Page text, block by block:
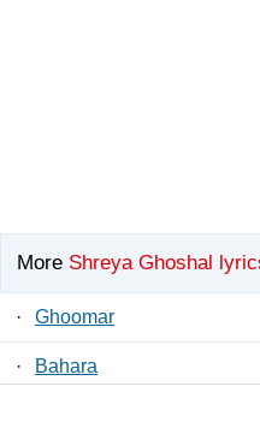
More Shreya Ghoshal
· Ghoomar
· Bahara